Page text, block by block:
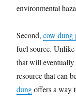
environmental
Second,cow dung
fuel source.
that will
resource that can
dungoffers a way